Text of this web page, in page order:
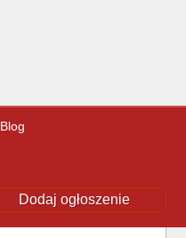
Blog
Dodaj ogłoszenie